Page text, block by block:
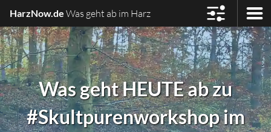
HarzNow.de Was geht ab im Harz
Was geht HEUTE ab zu
#Skultpurenworkshop im